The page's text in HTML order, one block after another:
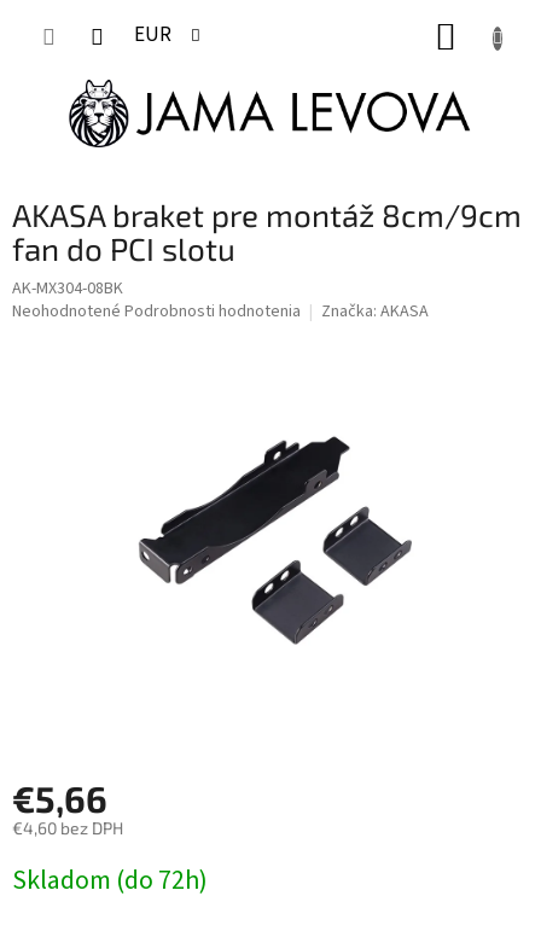
EUR
AKASA braket pre montáž 8cm/9cm
fan do PCI slotu
AK-MX304-08BK
Priemerné
Neohodnotené Podrobnosti hodnotenia Značka: AKASA
€5,66
€4,60 bez DPH
cena:
Skladom (do 72h)